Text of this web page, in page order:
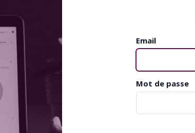
Email
Mot de passe